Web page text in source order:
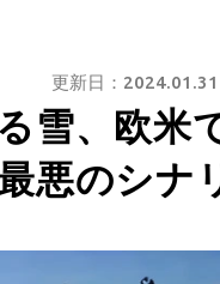
雪、欧米
悪のシナ
更新日： 2024.01.31